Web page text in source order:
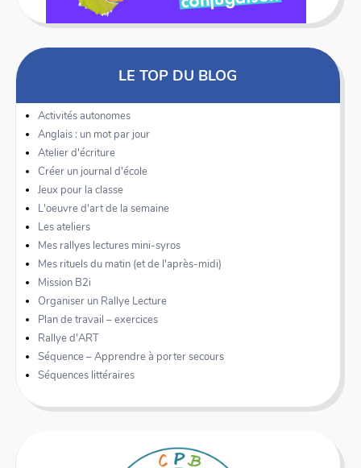
LE TOP DU BLOG
Activités autonomes
Anglais : un mot par jour
Atelier d'écriture
Créer un journal d'école
Jeux pour la classe
L'oeuvre d'art de la semaine
Les ateliers
Mes rallyes lectures mini-syros
Mes rituels du matin (et de l'après-midi)
Mission B2i
Organiser un Rallye Lecture
Plan de travail – exercices
Rallye d'ART
Séquence – Apprendre à porter secours
Séquences littéraires